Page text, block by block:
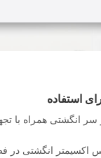
استفاده
اکسیمتر انگشتی در